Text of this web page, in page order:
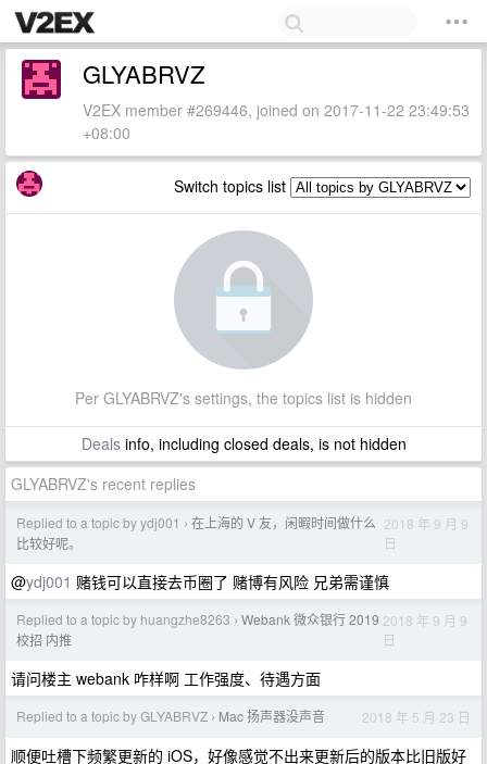
GLYABRVZ
V2EX member #269446, joined on 2017-11-22 23:49:53
+08:00
Switch topics list
Per GLYABRVZ's settings, the topics list is hidden
Dealsinfo, including closed deals, is not hidden
GLYABRVZ's recent replies
Replied to a topic by ydj001 › 在上海的 V 友，闲暇时间做什么
比较好呢。
2018 年 9 月 9
日
@ydj001 赌钱可以直接去币圈了 赌博有风险 兄弟需谨慎
Replied to a topic by huangzhe8263 › Webank 微众银行 2019
校招 内推
2018 年 9 月 9
日
请问楼主 webank 咋样啊 工作强度、待遇方面
Replied to a topic by GLYABRVZ › Mac 扬声器没声音 2018 年 5 月 23 日
顺便吐槽下频繁更新的 iOS，好像感觉不出来更新后的版本比旧版好